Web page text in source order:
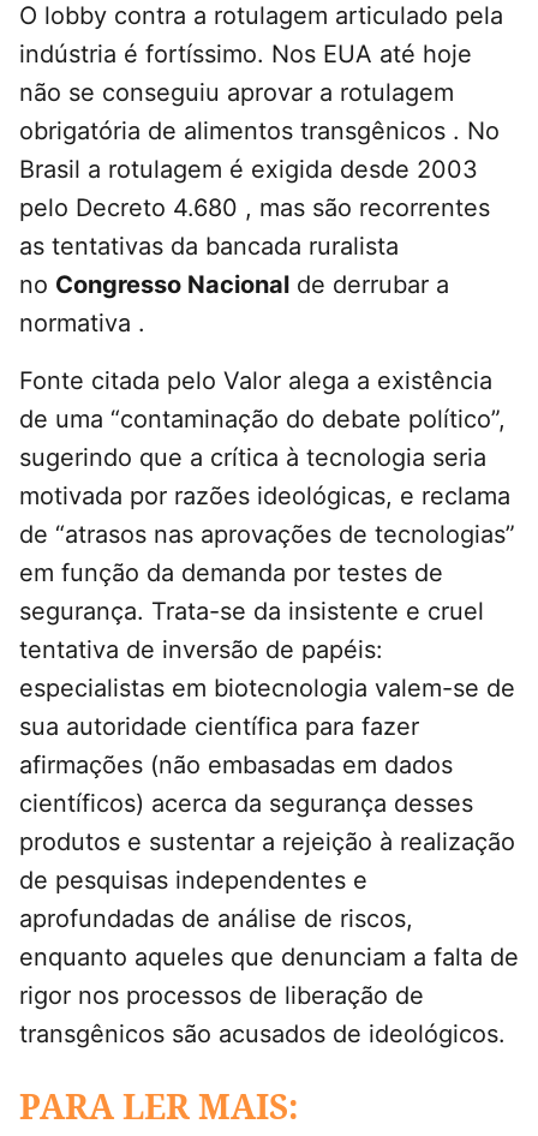
O lobby contra a rotulagem articulado pela
indústria é fortíssimo. Nos EUA até hoje
não se conseguiu aprovar a rotulagem
obrigatória de alimentos transgênicos . No
Brasil a rotulagem é exigida desde 2003
pelo Decreto 4.680 , mas são recorrentes
as tentativas da bancada ruralista
no Congresso Nacional de derrubar a
normativa .
Fonte citada pelo Valor alega a existência
de uma “contaminação do debate político”,
sugerindo que a crítica à tecnologia seria
motivada por razões ideológicas, e reclama
de “atrasos nas aprovações de tecnologias”
em função da demanda por testes de
segurança. Trata-se da insistente e cruel
tentativa de inversão de papéis:
especialistas em biotecnologia valem-se de
sua autoridade científica para fazer
afirmações (não embasadas em dados
científicos) acerca da segurança desses
produtos e sustentar a rejeição à realização
de pesquisas independentes e
aprofundadas de análise de riscos,
enquanto aqueles que denunciam a falta de
rigor nos processos de liberação de
transgênicos são acusados de ideológicos.
PARA LER MAIS: